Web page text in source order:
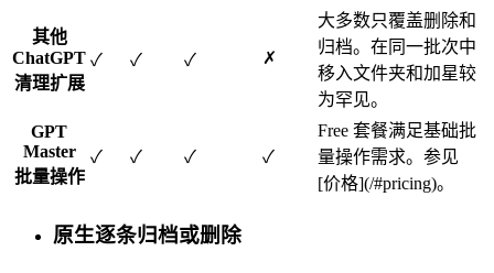
其他
ChatGPT
清理扩展
✓ ✓ ✓ ✗
大多数只覆盖删除和
归档。在同一批次中
移入文件夹和加星较
为罕见。
GPT
Master
批量操作
✓ ✓ ✓ ✓
Free 套餐满足基础批
量操作需求。参见
[价格](/#pricing)。
原生逐条归档或删除